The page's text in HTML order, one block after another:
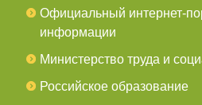
Официальный интернет-
информации
Министерство труда и
Российское образование